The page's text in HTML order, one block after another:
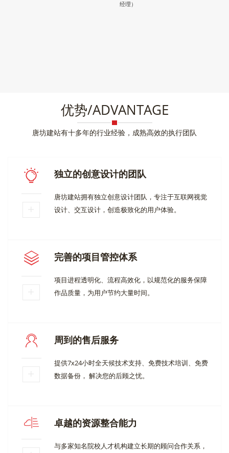
经理）
优势/ADVANTAGE
唐坊建站有十多年的行业经验，成熟高效的执行团队
独立的创意设计的团队
唐坊建站拥有独立创意设计团队，专注于互联网视觉
设计、交互设计，创造极致化的用户体验。
完善的项目管控体系
项目进程透明化、流程高效化，以规范化的服务保障
作品质量，为用户节约大量时间。
周到的售后服务
提供7x24小时全天候技术支持、免费技术培训、免费
数据备份， 解决您的后顾之忧。
卓越的资源整合能力
与多家知名院校人才机构建立长期的顾问合作关系，